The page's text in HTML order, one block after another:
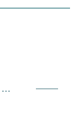
Negozio sigillo, spedizione e spedizione Fornitore di servizi di pagamento